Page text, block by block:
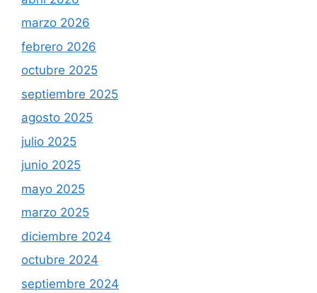
marzo 2026
febrero 2026
octubre 2025
septiembre 2025
agosto 2025
julio 2025
junio 2025
mayo 2025
marzo 2025
diciembre 2024
octubre 2024
septiembre 2024